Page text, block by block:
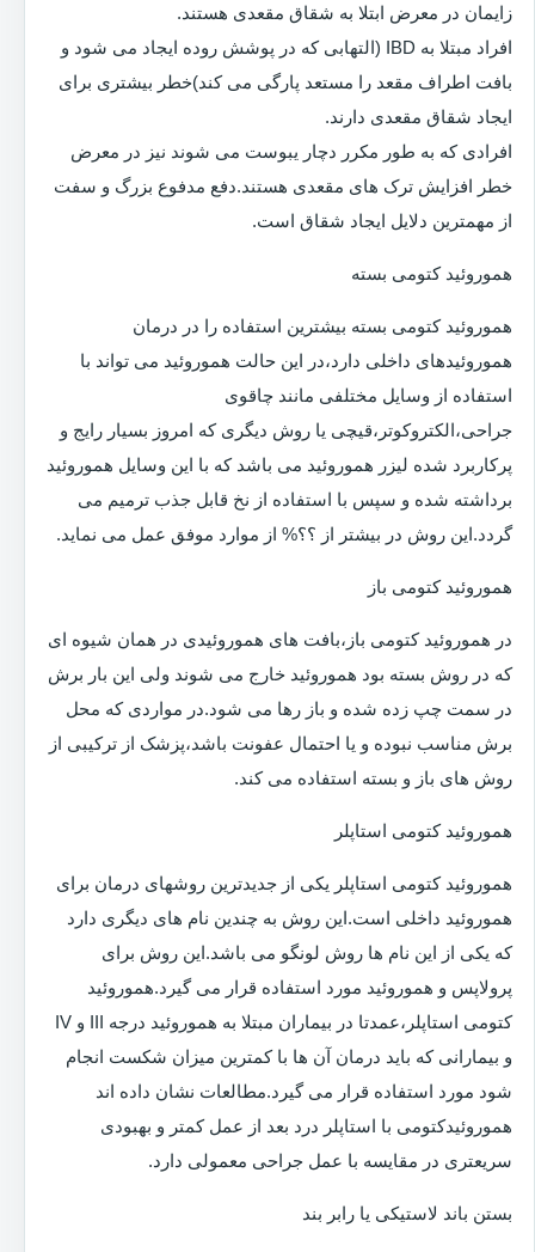
زایمان در معرض ابتلا به شقاق مقعدی هستند.
افراد مبتلا به IBD (التهابی که در پوشش روده ایجاد می شود و
بافت اطراف مقعد را مستعد پارگی می کند)خطر بیشتری برای
ایجاد شقاق مقعدی دارند.
افرادی که به طور مکرر دچار یبوست می شوند نیز در معرض
خطر افزایش ترک های مقعدی هستند.دفع مدفوع بزرگ و سفت
از مهمترین دلایل ایجاد شقاق است.
هموروئید کتومی بسته
هموروئید کتومی بسته بیشترین استفاده را در درمان
هموروئیدهای داخلی دارد،در این حالت هموروئید می تواند با
استفاده از وسایل مختلفی مانند چاقوی
جراحی،الکتروکوتر،قیچی یا روش دیگری که امروز بسیار رایج و
پرکاربرد شده لیزر هموروئید می باشد که با این وسایل هموروئید
برداشته شده و سپس با استفاده از نخ قابل جذب ترمیم می
گردد.این روش در بیشتر از ؟؟% از موارد موفق عمل می نماید.
هموروئید کتومی باز
در هموروئید کتومی باز،بافت های هموروئیدی در همان شیوه ای
که در روش بسته بود هموروئید خارج می شوند ولی این بار برش
در سمت چپ زده شده و باز رها می شود.در مواردی که محل
برش مناسب نبوده و یا احتمال عفونت باشد،پزشک از ترکیبی از
روش های باز و بسته استفاده می کند.
هموروئید کتومی استاپلر
هموروئید کتومی استاپلر یکی از جدیدترین روشهای درمان برای
هموروئید داخلی است.این روش به چندین نام های دیگری دارد
که یکی از این نام ها روش لونگو می باشد.این روش برای
پرولاپس و هموروئید مورد استفاده قرار می گیرد.هموروئید
کتومی استاپلر،عمدتا در بیماران مبتلا به هموروئید درجه III و IV
و بیمارانی که باید درمان آن ها با کمترین میزان شکست انجام
شود مورد استفاده قرار می گیرد.مطالعات نشان داده اند
هموروئیدکتومی با استاپلر درد بعد از عمل کمتر و بهبودی
سریعتری در مقایسه با عمل جراحی معمولی دارد.
بستن باند لاستیکی یا رابر بند